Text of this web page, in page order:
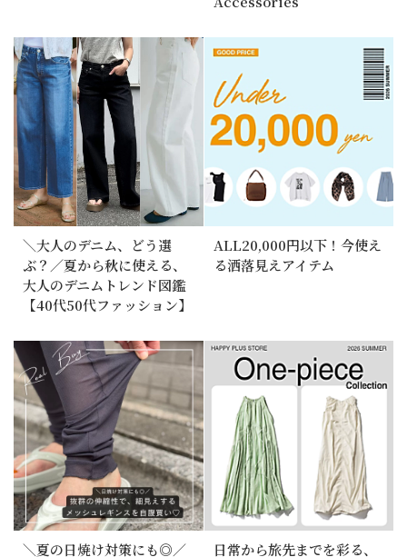
＼大人のデニム、どう選
ぶ？／夏から秋に使える、
大人のデニムトレンド図鑑
【40代50代ファッション】
ALL20,000円以下！今使え
る洒落見えアイテム
＼夏の日焼け対策にも◎／
日常から旅先までを彩る、